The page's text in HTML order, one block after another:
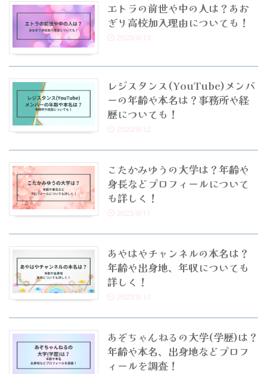
エトラの前世や中の人は？あお
ぎり高校加入理由についても！
2023/9/13
レジスタンス(YouTube)メンバ
ーの年齢や本名は？事務所や経
歴についても！
2023/9/12
こたかみゆうの大学は？年齢や
身長などプロフィールについて
も詳しく！
2023/9/11
あやはやチャンネルの本名は？
年齢や出身地、年収についても
詳しく！
2023/9/10
あぞちゃんねるの大学(学歴)は？
年齢や本名、出身地などプロフ
ィールを調査！